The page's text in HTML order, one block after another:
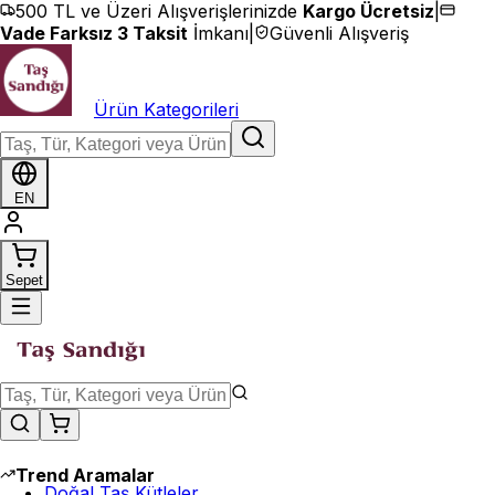
İçeriğe geç
500 TL ve Üzeri Alışverişlerinizde Kargo Ücretsiz
Vade Farksız 3 Taksit İmkanı Güvenli Alışveriş
Ürün Kategorileri
EN
Sepet
Trend Aramalar